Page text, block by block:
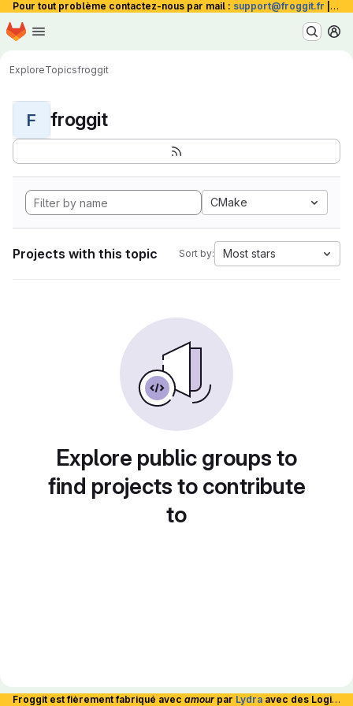
Pour tout problème contactez-nous par mail : support@froggit.fr La
Skip to main content
Homepage
ExploreTopicsfroggit
F froggit
CMake
Projects with this topic Sort by: Most stars
Explore public groups to
find projects to contribute
to
Froggit est fièrement fabriqué avec amour par Lydra avec des Logiciels Libres et hébergé en